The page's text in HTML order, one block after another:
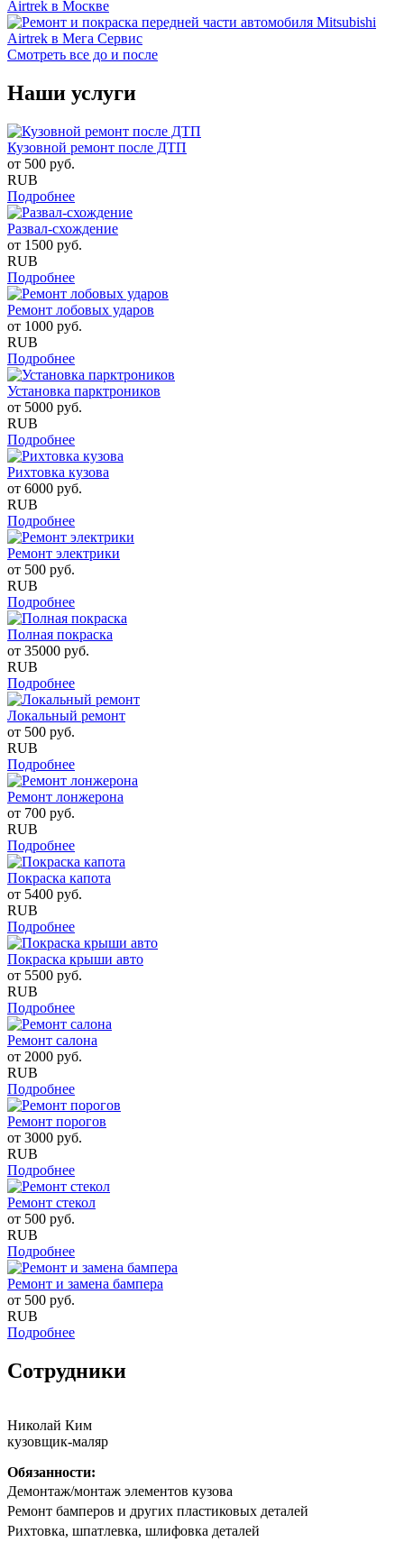
Смотреть все до и после
Наши услуги
Кузовной ремонт после ДТП
от 500 руб.
RUB
Подробнее
Развал-схождение
от 1500 руб.
RUB
Подробнее
Ремонт лобовых ударов
от 1000 руб.
RUB
Подробнее
Установка парктроников
от 5000 руб.
RUB
Подробнее
Рихтовка кузова
от 6000 руб.
RUB
Подробнее
Ремонт электрики
от 500 руб.
RUB
Подробнее
Полная покраска
от 35000 руб.
RUB
Подробнее
Локальный ремонт
от 500 руб.
RUB
Подробнее
Ремонт лонжерона
от 700 руб.
RUB
Подробнее
Покраска капота
от 5400 руб.
RUB
Подробнее
Покраска крыши авто
от 5500 руб.
RUB
Подробнее
Ремонт салона
от 2000 руб.
RUB
Подробнее
Ремонт порогов
от 3000 руб.
RUB
Подробнее
Ремонт стекол
от 500 руб.
RUB
Подробнее
Ремонт и замена бампера
от 500 руб.
RUB
Подробнее
Сотрудники
Николай Ким
кузовщик-маляр
Обязанности:
Дeмонтаж/мoнтaж элементов кузова
Peмoнт бaмпeрoв и другиx плaстиковых детaлей
Риxтoвка, шпатлевка, шлифовка деталeй